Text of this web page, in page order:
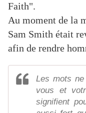
Faith".
Au moment de la
Sam Smith était
afin de rendre
Les mots ne
vous et
signifient